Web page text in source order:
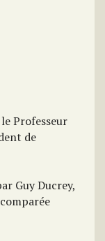
Professeur
de
Guy Ducrey,